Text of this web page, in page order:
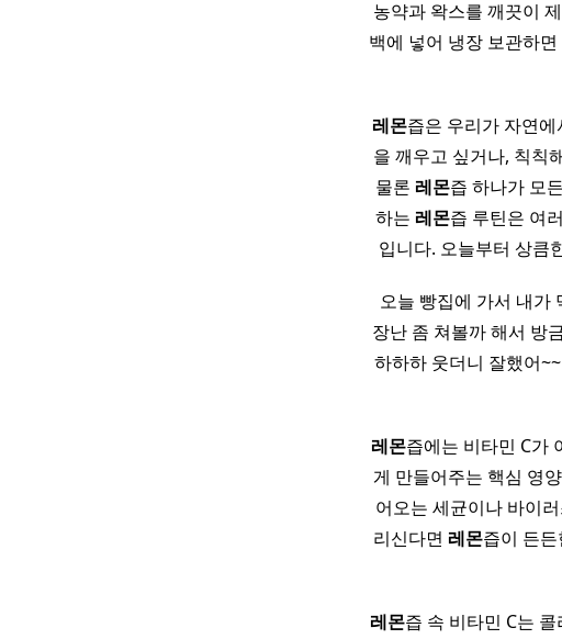
농약과 왁스를 깨끗이
백에 넣어 냉장 보관하
레몬즙은 우리가 자연에
을 깨우고 싶거나, 칙칙
물론 레몬즙 하나가 모
하는 레몬즙 루틴은 여
입니다. 오늘부터 상큼
오늘 빵집에 가서 내가
장난 좀 쳐볼까 해서 방
하하하 웃더니 잘했어
레몬즙에는 비타민 C가
게 만들어주는 핵심 영
어오는 세균이나 바이
리신다면 레몬즙이 든
레몬즙 속 비타민 C는